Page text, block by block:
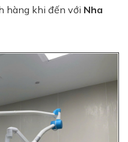
hàng khi đến với Nha